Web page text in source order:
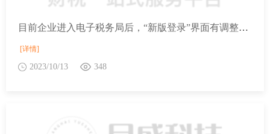
目前企业进入电子税务局后，“新版登录”界面有调整吗？
[详情]
2023/10/13 348